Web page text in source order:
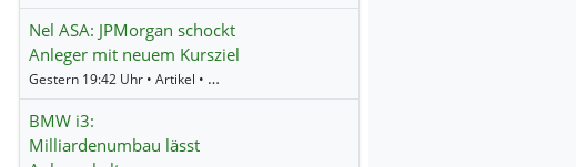
Nel ASA: JPMorgan schockt
Anleger mit neuem Kursziel
Gestern 19:42 Uhr • Artikel • BörsenNEWS.de
BMW i3:
Milliardenumbau lässt